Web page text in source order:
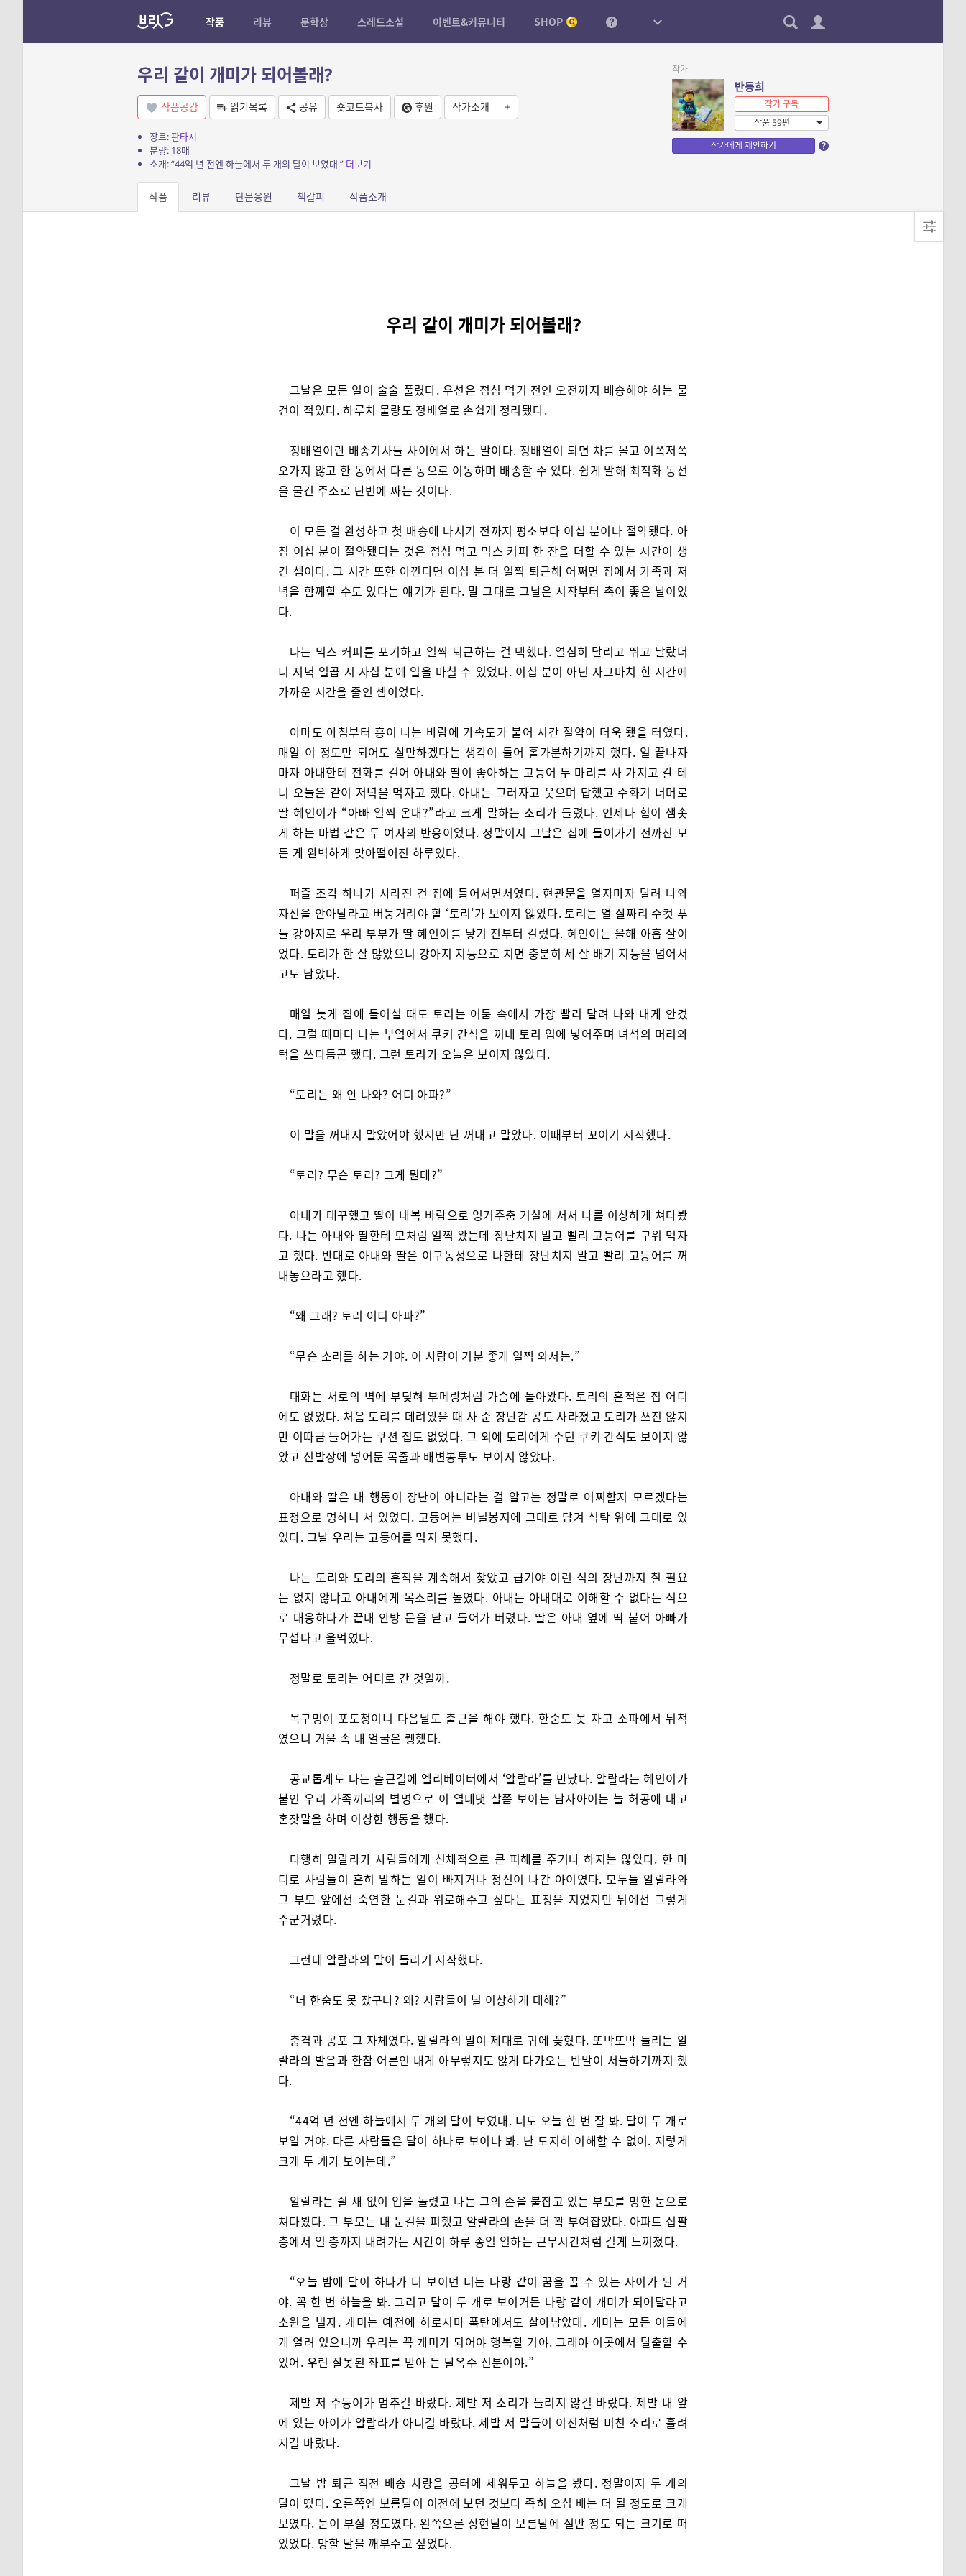
작품 리뷰 문학상 스레드소설 이벤트&커뮤니티 SHOP
우리 같이 개미가 되어볼래?
작품공감 읽기목록 공유 숏코드복사 후원 작가소개 +
장르:판타지
분량: 18매
소개: “44억 년 전엔 하늘에서 두 개의 달이 보였대.” 더보기
작가
반동희
작가 구독
작품 59편
작가에게 제안하기
작품 리뷰 단문응원 책갈피 작품소개
우리 같이 개미가 되어볼래?
그날은 모든 일이 술술 풀렸다. 우선은 점심 먹기 전인 오전까지 배송해야 하는 물
건이 적었다. 하루치 물량도 정배열로 손쉽게 정리됐다.
정배열이란 배송기사들 사이에서 하는 말이다. 정배열이 되면 차를 몰고 이쪽저쪽
오가지 않고 한 동에서 다른 동으로 이동하며 배송할 수 있다. 쉽게 말해 최적화 동선
을 물건 주소로 단번에 짜는 것이다.
이 모든 걸 완성하고 첫 배송에 나서기 전까지 평소보다 이십 분이나 절약됐다. 아
침 이십 분이 절약됐다는 것은 점심 먹고 믹스 커피 한 잔을 더할 수 있는 시간이 생
긴 셈이다. 그 시간 또한 아낀다면 이십 분 더 일찍 퇴근해 어쩌면 집에서 가족과 저
녁을 함께할 수도 있다는 얘기가 된다. 말 그대로 그날은 시작부터 촉이 좋은 날이었
다.
나는 믹스 커피를 포기하고 일찍 퇴근하는 걸 택했다. 열심히 달리고 뛰고 날랐더
니 저녁 일곱 시 사십 분에 일을 마칠 수 있었다. 이십 분이 아닌 자그마치 한 시간에
가까운 시간을 줄인 셈이었다.
아마도 아침부터 흥이 나는 바람에 가속도가 붙어 시간 절약이 더욱 됐을 터였다.
매일 이 정도만 되어도 살만하겠다는 생각이 들어 홀가분하기까지 했다. 일 끝나자
마자 아내한테 전화를 걸어 아내와 딸이 좋아하는 고등어 두 마리를 사 가지고 갈 테
니 오늘은 같이 저녁을 먹자고 했다. 아내는 그러자고 웃으며 답했고 수화기 너머로
딸 혜인이가 “아빠 일찍 온대?”라고 크게 말하는 소리가 들렸다. 언제나 힘이 샘솟
게 하는 마법 같은 두 여자의 반응이었다. 정말이지 그날은 집에 들어가기 전까진 모
든 게 완벽하게 맞아떨어진 하루였다.
퍼즐 조각 하나가 사라진 건 집에 들어서면서였다. 현관문을 열자마자 달려 나와
자신을 안아달라고 버둥거려야 할 ‘토리’가 보이지 않았다. 토리는 열 살짜리 수컷 푸
들 강아지로 우리 부부가 딸 혜인이를 낳기 전부터 길렀다. 혜인이는 올해 아홉 살이
었다. 토리가 한 살 많았으니 강아지 지능으로 치면 충분히 세 살 배기 지능을 넘어서
고도 남았다.
매일 늦게 집에 들어설 때도 토리는 어둠 속에서 가장 빨리 달려 나와 내게 안겼
다. 그럴 때마다 나는 부엌에서 쿠키 간식을 꺼내 토리 입에 넣어주며 녀석의 머리와
턱을 쓰다듬곤 했다. 그런 토리가 오늘은 보이지 않았다.
“토리는 왜 안 나와? 어디 아파?”
이 말을 꺼내지 말았어야 했지만 난 꺼내고 말았다. 이때부터 꼬이기 시작했다.
“토리? 무슨 토리? 그게 뭔데?”
아내가 대꾸했고 딸이 내복 바람으로 엉거주춤 거실에 서서 나를 이상하게 쳐다봤
다. 나는 아내와 딸한테 모처럼 일찍 왔는데 장난치지 말고 빨리 고등어를 구워 먹자
고 했다. 반대로 아내와 딸은 이구동성으로 나한테 장난치지 말고 빨리 고등어를 꺼
내놓으라고 했다.
“왜 그래? 토리 어디 아파?”
“무슨 소리를 하는 거야. 이 사람이 기분 좋게 일찍 와서는.”
대화는 서로의 벽에 부딪혀 부메랑처럼 가슴에 돌아왔다. 토리의 흔적은 집 어디
에도 없었다. 처음 토리를 데려왔을 때 사 준 장난감 공도 사라졌고 토리가 쓰진 않지
만 이따금 들어가는 쿠션 집도 없었다. 그 외에 토리에게 주던 쿠키 간식도 보이지 않
았고 신발장에 넣어둔 목줄과 배변봉투도 보이지 않았다.
아내와 딸은 내 행동이 장난이 아니라는 걸 알고는 정말로 어찌할지 모르겠다는
표정으로 멍하니 서 있었다. 고등어는 비닐봉지에 그대로 담겨 식탁 위에 그대로 있
었다. 그날 우리는 고등어를 먹지 못했다.
나는 토리와 토리의 흔적을 계속해서 찾았고 급기야 이런 식의 장난까지 칠 필요
는 없지 않냐고 아내에게 목소리를 높였다. 아내는 아내대로 이해할 수 없다는 식으
로 대응하다가 끝내 안방 문을 닫고 들어가 버렸다. 딸은 아내 옆에 딱 붙어 아빠가
무섭다고 울먹였다.
정말로 토리는 어디로 간 것일까.
목구멍이 포도청이니 다음날도 출근을 해야 했다. 한숨도 못 자고 소파에서 뒤척
였으니 거울 속 내 얼굴은 퀭했다.
공교롭게도 나는 출근길에 엘리베이터에서 ‘알랄라’를 만났다. 알랄라는 혜인이가
붙인 우리 가족끼리의 별명으로 이 열네댓 살쯤 보이는 남자아이는 늘 허공에 대고
혼잣말을 하며 이상한 행동을 했다.
다행히 알랄라가 사람들에게 신체적으로 큰 피해를 주거나 하지는 않았다. 한 마
디로 사람들이 흔히 말하는 얼이 빠지거나 정신이 나간 아이였다. 모두들 알랄라와
그 부모 앞에선 숙연한 눈길과 위로해주고 싶다는 표정을 지었지만 뒤에선 그렇게
수군거렸다.
그런데 알랄라의 말이 들리기 시작했다.
“너 한숨도 못 잤구나? 왜? 사람들이 널 이상하게 대해?”
충격과 공포 그 자체였다. 알랄라의 말이 제대로 귀에 꽂혔다. 또박또박 들리는 알
랄라의 발음과 한참 어른인 내게 아무렇지도 않게 다가오는 반말이 서늘하기까지 했
다.
“44억 년 전엔 하늘에서 두 개의 달이 보였대. 너도 오늘 한 번 잘 봐. 달이 두 개로
보일 거야. 다른 사람들은 달이 하나로 보이나 봐. 난 도저히 이해할 수 없어. 저렇게
크게 두 개가 보이는데.”
알랄라는 쉴 새 없이 입을 놀렸고 나는 그의 손을 붙잡고 있는 부모를 멍한 눈으로
쳐다봤다. 그 부모는 내 눈길을 피했고 알랄라의 손을 더 꽉 부여잡았다. 아파트 십팔
층에서 일 층까지 내려가는 시간이 하루 종일 일하는 근무시간처럼 길게 느껴졌다.
“오늘 밤에 달이 하나가 더 보이면 너는 나랑 같이 꿈을 꿀 수 있는 사이가 된 거
야. 꼭 한 번 하늘을 봐. 그리고 달이 두 개로 보이거든 나랑 같이 개미가 되어달라고
소원을 빌자. 개미는 예전에 히로시마 폭탄에서도 살아남았대. 개미는 모든 이들에
게 열려 있으니까 우리는 꼭 개미가 되어야 행복할 거야. 그래야 이곳에서 탈출할 수
있어. 우린 잘못된 좌표를 받아 든 탈옥수 신분이야.”
제발 저 주둥이가 멈추길 바랐다. 제발 저 소리가 들리지 않길 바랐다. 제발 내 앞
에 있는 아이가 알랄라가 아니길 바랐다. 제발 저 말들이 이전처럼 미친 소리로 흘려
지길 바랐다.
그날 밤 퇴근 직전 배송 차량을 공터에 세워두고 하늘을 봤다. 정말이지 두 개의
달이 떴다. 오른쪽엔 보름달이 이전에 보던 것보다 족히 오십 배는 더 될 정도로 크게
보였다. 눈이 부실 정도였다. 왼쪽으론 상현달이 보름달에 절반 정도 되는 크기로 떠
있었다. 망할 달을 깨부수고 싶었다.